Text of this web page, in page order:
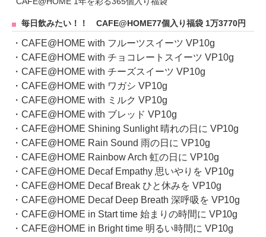
毎日飲みたい！！ CAFE@HOME77個入り福袋 1万3770円
・CAFE@HOME with フルーツスイーツ VP10g
・CAFE@HOME with チョコレートスイーツ VP10g
・CAFE@HOME with チーズスイーツ VP10g
・CAFE@HOME with ワガシ VP10g
・CAFE@HOME with ミルク VP10g
・CAFE@HOME with ブレッド VP10g
・CAFE@HOME Shining Sunlight 晴れの日に VP10g
・CAFE@HOME Rain Sound 雨の日に VP10g
・CAFE@HOME Rainbow Arch 虹の日に VP10g
・CAFE@HOME Decaf Empathy 思いやりを VP10g
・CAFE@HOME Decaf Break ひと休みを VP10g
・CAFE@HOME Decaf Deep Breath 深呼吸を VP10g
・CAFE@HOME in Start time 始まりの時間に VP10g
・CAFE@HOME in Bright time 明るい時間に VP10g